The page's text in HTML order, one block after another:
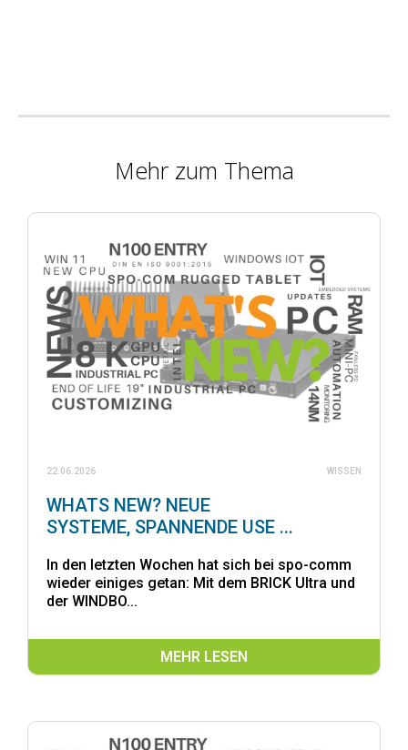
Mehr zum Thema
22.06.2026 WISSEN
WHATS NEW? NEUE
SYSTEME, SPANNENDE USE ...
In den letzten Wochen hat sich bei spo-comm
wieder einiges getan: Mit dem BRICK Ultra und
der WINDBO...
MEHR LESEN